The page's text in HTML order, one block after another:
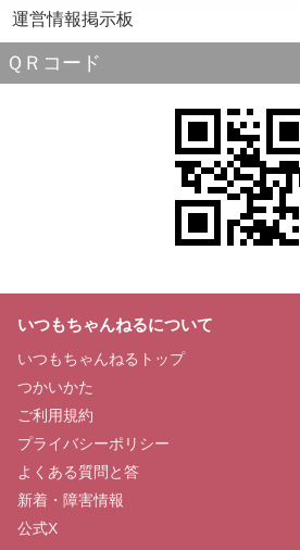
運営情報掲示板
ＱＲコード
いつもちゃんねるについて
いつもちゃんねるトップ
つかいかた
ご利用規約
プライバシーポリシー
よくある質問と答
新着・障害情報
公式X